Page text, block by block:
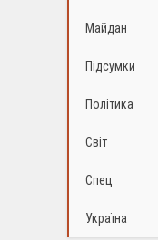
Майдан
Підсумки
Політика
Світ
Спец
Україна